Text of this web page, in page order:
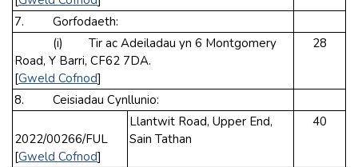
7. Gorfodaeth:
(i) Tir ac Adeiladau yn 6 Montgomery
Road, Y Barri, CF62 7DA.
[Gweld Cofnod]
28
8. Ceisiadau Cynllunio:
2022/00266/FUL
[Gweld Cofnod]
Llantwit Road, Upper End,
Sain Tathan
40